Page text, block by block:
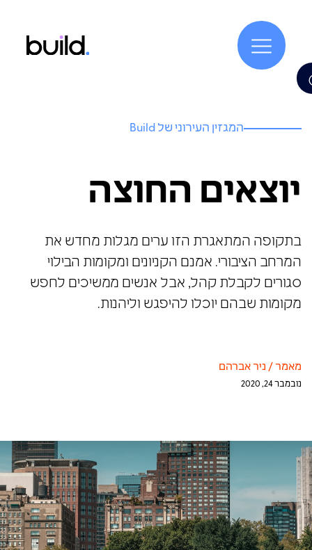
המגזין העירוני של Build
יוצאים החוצה
בתקופה המתאגרת הזו ערים מגלות מחדש את
המרחב הציבורי. אמנם הקניונים ומקומות הבילוי
סגורים לקבלת קהל, אבל אנשים ממשיכים לחפש
מקומות שבהם יוכלו להיפגש וליהנות.
מאמר / ניר אברהם
נובמבר 24, 2020